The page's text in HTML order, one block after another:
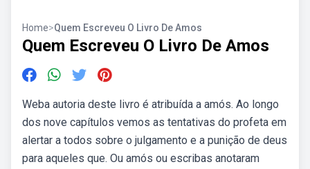
Home>Quem Escreveu O Livro De Amos
Quem Escreveu O Livro De Amos
Weba autoria deste livro é atribuída a amós. Ao longo
dos nove capítulos vemos as tentativas do profeta em
alertar a todos sobre o julgamento e a punição de deus
para aqueles que. Ou amós ou escribas anotaram